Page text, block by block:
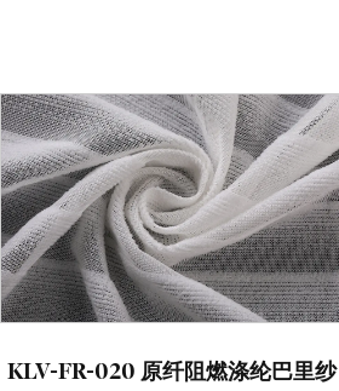
KLV-FR-020 原纤阻燃涤纶巴里纱